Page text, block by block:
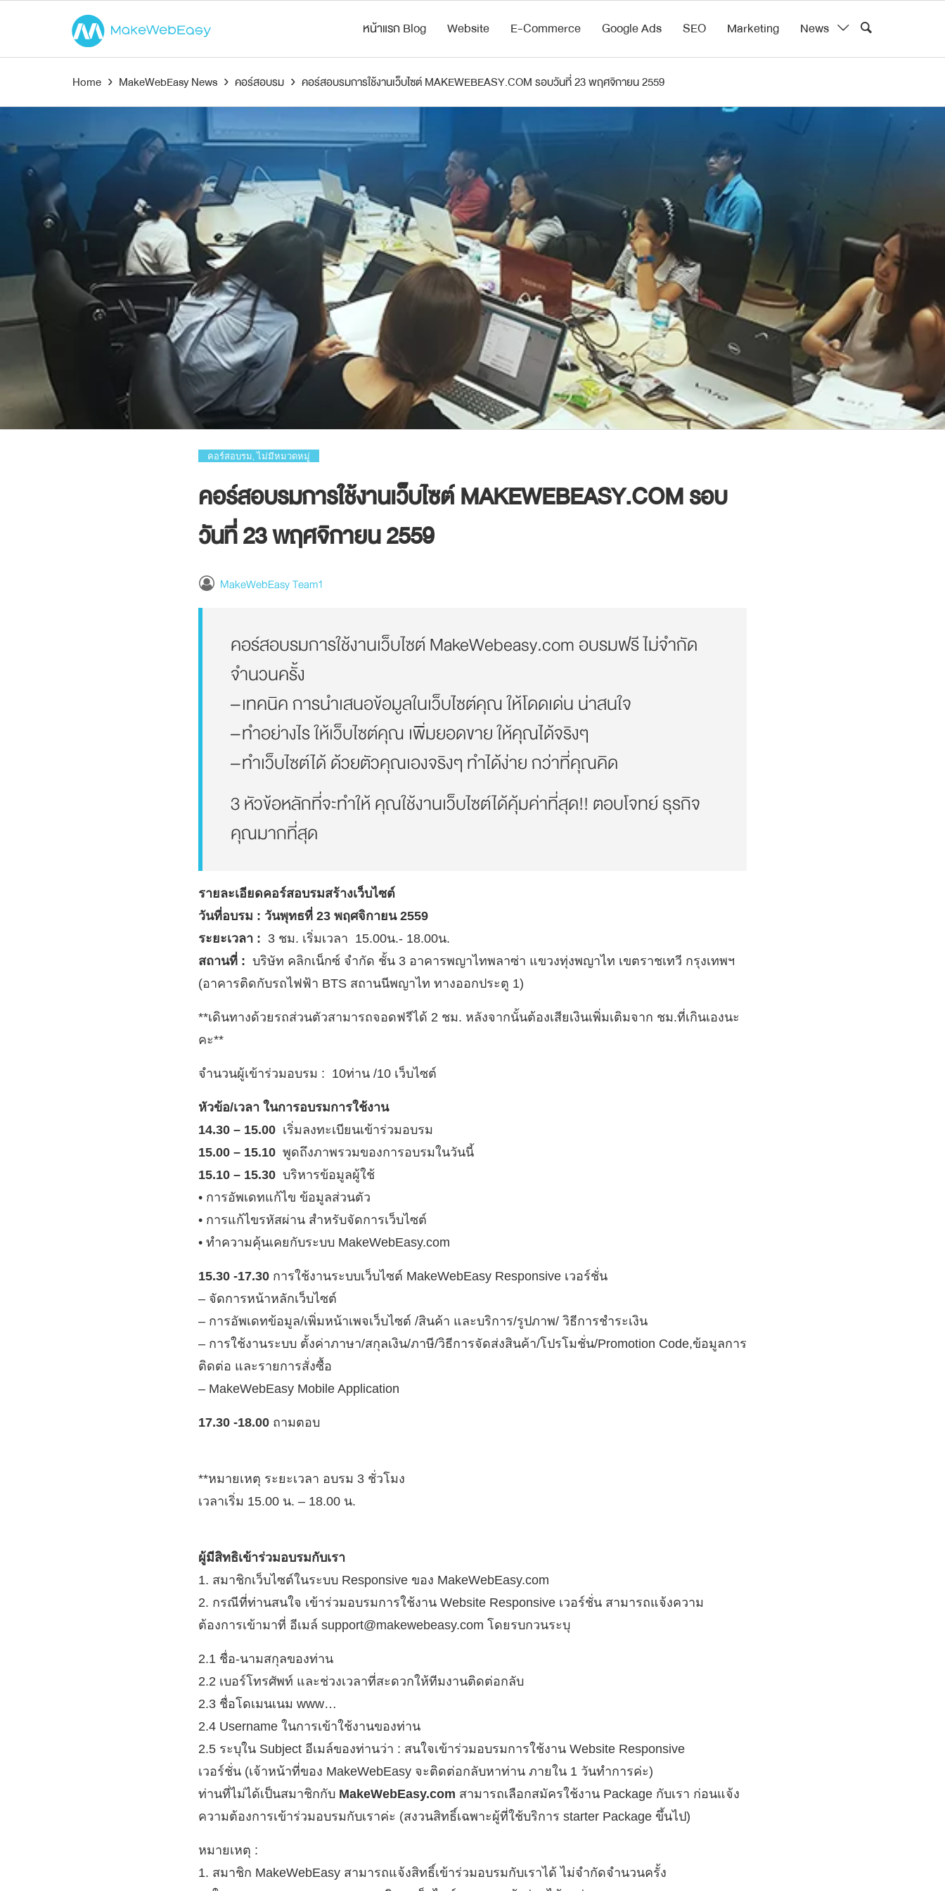
หน้าแรก Blog Website E-Commerce Google Ads SEO Marketing News
Home › MakeWebEasy News › คอร์สอบรม › คอร์สอบรมการใช้งานเว็บไซต์ MAKEWEBEASY.COM รอบวันที่ 23 พฤศจิกายน 2559
คอร์สอบรม ไม่มีหมวดหมู่
คอร์สอบรมการใช้งานเว็บไซต์ MAKEWEBEASY.COM รอบ
วันที่ 23 พฤศจิกายน 2559
MakeWebEasy Team1
คอร์สอบรมการใช้งานเว็บไซต์ MakeWebeasy.com อบรมฟรี ไม่จำกัด
จำนวนครั้ง
– เทคนิค การนำเสนอข้อมูลในเว็บไซต์คุณ ให้โดดเด่น น่าสนใจ
– ทำอย่างไร ให้เว็บไซต์คุณ เพิ่มยอดขาย ให้คุณได้จริงๆ
– ทำเว็บไซต์ได้ ด้วยตัวคุณเองจริงๆ ทำได้ง่าย กว่าที่คุณคิด
3 หัวข้อหลักที่จะทำให้ คุณใช้งานเว็บไซต์ได้คุ้มค่าที่สุด!! ตอบโจทย์ ธุรกิจ
คุณมากที่สุด
รายละเอียดคอร์สอบรมสร้างเว็บไซต์
วันที่อบรม : วันพุทธที่ 23 พฤศจิกายน 2559
ระยะเวลา : 3 ชม. เริ่มเวลา 15.00น.- 18.00น.
สถานที่ : บริษัท คลิกเน็กซ์ จำกัด ชั้น 3 อาคารพญาไทพลาซ่า แขวงทุ่งพญาไท เขตราชเทวี กรุงเทพฯ
(อาคารติดกับรถไฟฟ้า BTS สถานนีพญาไท ทางออกประตู 1)
**เดินทางด้วยรถส่วนตัวสามารถจอดฟรีได้ 2 ชม. หลังจากนั้นต้องเสียเงินเพิ่มเติมจาก ชม.ที่เกินเองนะ
คะ**
จำนวนผู้เข้าร่วมอบรม : 10ท่าน /10 เว็บไซต์
หัวข้อ/เวลา ในการอบรมการใช้งาน
14.30 – 15.00 เริ่มลงทะเบียนเข้าร่วมอบรม
15.00 – 15.10 พูดถึงภาพรวมของการอบรมในวันนี้
15.10 – 15.30 บริหารข้อมูลผู้ใช้
• การอัพเดทแก้ไข ข้อมูลส่วนตัว
• การแก้ไขรหัสผ่าน สำหรับจัดการเว็บไซต์
• ทำความคุ้นเคยกับระบบ MakeWebEasy.com
15.30 -17.30 การใช้งานระบบเว็บไซต์ MakeWebEasy Responsive เวอร์ชั่น
– จัดการหน้าหลักเว็บไซต์
– การอัพเดทข้อมูล/เพิ่มหน้าเพจเว็บไซต์ /สินค้า และบริการ/รูปภาพ/ วิธีการชำระเงิน
– การใช้งานระบบ ตั้งค่าภาษา/สกุลเงิน/ภาษี/วิธีการจัดส่งสินค้า/โปรโมชั่น/Promotion Code,ข้อมูลการ
ติดต่อ และรายการสั่งซื้อ
– MakeWebEasy Mobile Application
17.30 -18.00 ถามตอบ
**หมายเหตุ ระยะเวลา อบรม 3 ชั่วโมง
เวลาเริ่ม 15.00 น. – 18.00 น.
ผู้มีสิทธิเข้าร่วมอบรมกับเรา
1. สมาชิกเว็บไซต์ในระบบ Responsive ของ MakeWebEasy.com
2. กรณีที่ท่านสนใจ เข้าร่วมอบรมการใช้งาน Website Responsive เวอร์ชั่น สามารถแจ้งความ
ต้องการเข้ามาที่ อีเมล์ support@makewebeasy.com โดยรบกวนระบุ
2.1 ชื่อ-นามสกุลของท่าน
2.2 เบอร์โทรศัพท์ และช่วงเวลาที่สะดวกให้ทีมงานติดต่อกลับ
2.3 ชื่อโดเมนเนม www…
2.4 Username ในการเข้าใช้งานของท่าน
2.5 ระบุใน Subject อีเมล์ของท่านว่า : สนใจเข้าร่วมอบรมการใช้งาน Website Responsive
เวอร์ชั่น (เจ้าหน้าที่ของ MakeWebEasy จะติดต่อกลับหาท่าน ภายใน 1 วันทำการค่ะ)
ท่านที่ไม่ได้เป็นสมาชิกกับ MakeWebEasy.com สามารถเลือกสมัครใช้งาน Package กับเรา ก่อนแจ้ง
ความต้องการเข้าร่วมอบรมกับเราค่ะ (สงวนสิทธิ์เฉพาะผู้ที่ใช้บริการ starter Package ขึ้นไป)
หมายเหตุ :
1. สมาชิก MakeWebEasy สามารถแจ้งสิทธิ์เข้าร่วมอบรมกับเราได้ ไม่จำกัดจำนวนครั้ง